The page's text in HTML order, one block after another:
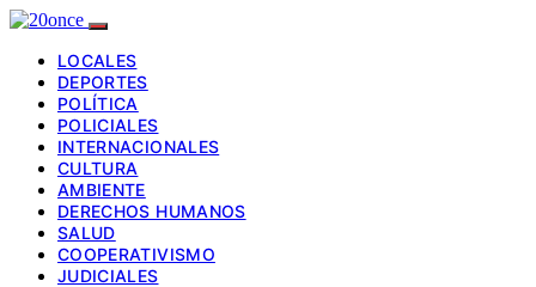
LOCALES
DEPORTES
POLÍTICA
POLICIALES
INTERNACIONALES
CULTURA
AMBIENTE
DERECHOS HUMANOS
SALUD
COOPERATIVISMO
JUDICIALES